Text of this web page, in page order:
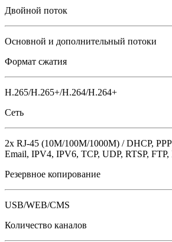
Двойной поток
Основной и дополнительный потоки
Формат сжатия
H.265/H.265+/H.264/H.264+
Сеть
2x RJ-45 (10M/100М/1000M) / DHCP,
Email, IPV4, IPV6, TCP, UDP, RTSP,
Резервное копирование
USB/WEB/CMS
Количество каналов